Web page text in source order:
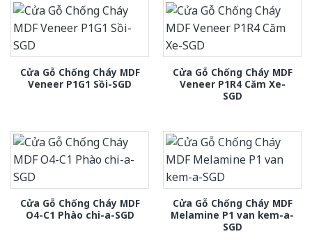
Cửa Gỗ Chống Cháy MDF
Veneer P1G1 Sồi-SGD
Cửa Gỗ Chống Cháy MDF
Veneer P1R4 Căm Xe-
SGD
Cửa Gỗ Chống Cháy MDF
O4-C1 Phào chi-a-SGD
Cửa Gỗ Chống Cháy MDF
Melamine P1 van kem-a-
SGD